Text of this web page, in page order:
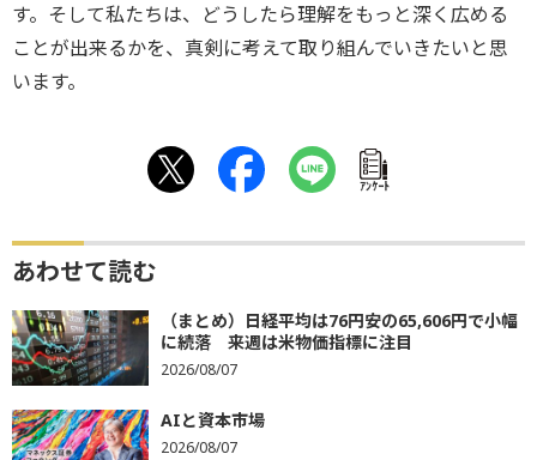
す。そして私たちは、どうしたら理解をもっと深く広める
ことが出来るかを、真剣に考えて取り組んでいきたいと思
います。
ｱﾝｹｰﾄ
あわせて読む
（まとめ）日経平均は76円安の65,606円で小幅
に続落 来週は米物価指標に注目
2026/08/07
AIと資本市場
2026/08/07